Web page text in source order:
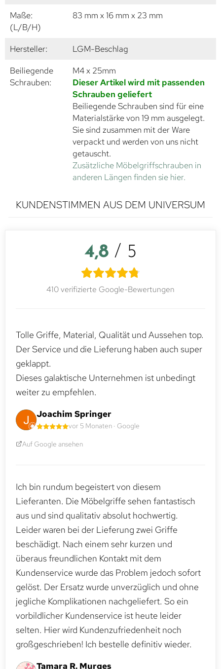
Maße:
(L/B/H)
83 mm x 16 mm x 23 mm
Hersteller:
LGM-Beschlag
Beiliegende
Schrauben:
M4 x 25mm
Dieser Artikel wird mit passenden
Schrauben geliefert
Beiliegende Schrauben sind für eine
Materialstärke von 19 mm ausgelegt.
Sie sind zusammen mit der Ware
verpackt und werden von uns nicht
getauscht.
Zusätzliche Möbelgriffschrauben in
anderen Längen finden sie hier.
KUNDENSTIMMEN AUS DEM UNIVERSUM
4,8 / 5
410 verifizierte Google-Bewertungen
Tolle Griffe, Material, Qualität und Aussehen top.
Der Service und die Lieferung haben auch super
geklappt.
Dieses galaktische Unternehmen ist unbedingt
weiter zu empfehlen.
Joachim Springer
vor 5 Monaten · Google
Auf Google ansehen
Ich bin rundum begeistert von diesem
Lieferanten. Die Möbelgriffe sehen fantastisch
aus und sind qualitativ absolut hochwertig.
Leider waren bei der Lieferung zwei Griffe
beschädigt. Nach einem sehr kurzen und
überaus freundlichen Kontakt mit dem
Kundenservice wurde das Problem jedoch sofort
gelöst. Der Ersatz wurde unverzüglich und ohne
jegliche Komplikationen nachgeliefert. So ein
vorbildlicher Kundenservice ist heute leider
selten. Hier wird Kundenzufriedenheit noch
großgeschrieben! Ich bestelle definitiv wieder.
Tamara R. Murges